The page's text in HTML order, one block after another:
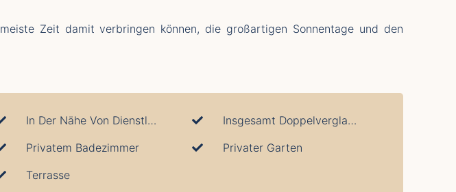
Zeit damit verbringen können, die großartigen Sonnentage und den
In Der Nähe Von Dienstleistungen
Insgesamt Doppelverglasung
Privatem Badezimmer
Privater Garten
Terrasse